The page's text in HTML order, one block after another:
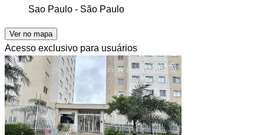
Sao Paulo - São Paulo
Ver no mapa
Acesso exclusivo para usuários